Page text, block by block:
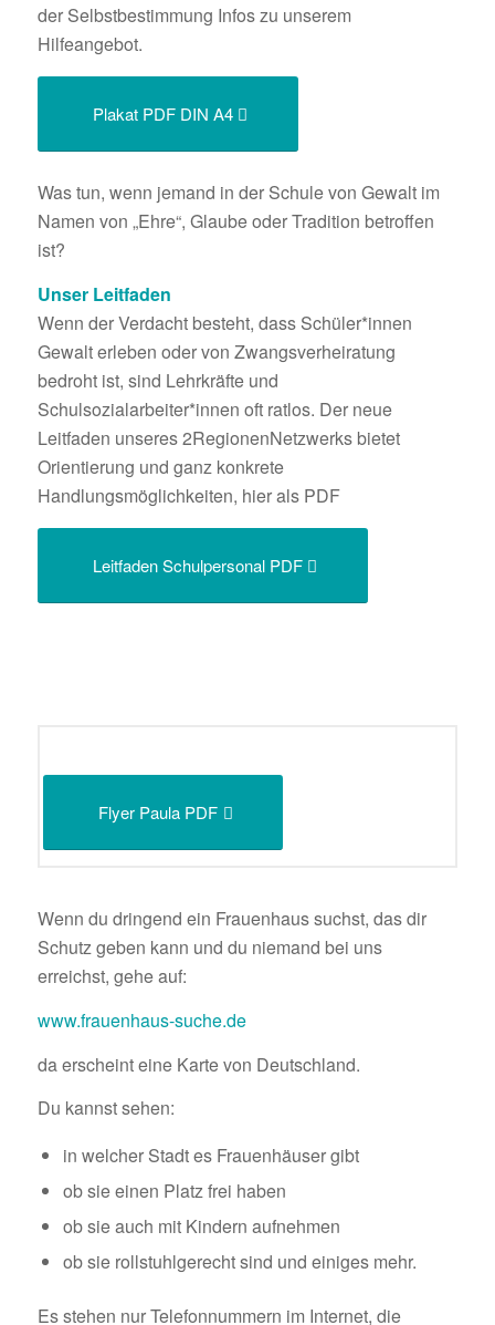
der Selbstbestimmung Infos zu unserem
Hilfeangebot.
Plakat PDF DIN A4
Was tun, wenn jemand in der Schule von Gewalt im
Namen von „Ehre“, Glaube oder Tradition betroffen
ist?
Unser Leitfaden
Wenn der Verdacht besteht, dass Schüler*innen
Gewalt erleben oder von Zwangsverheiratung
bedroht ist, sind Lehrkräfte und
Schulsozialarbeiter*innen oft ratlos. Der neue
Leitfaden unseres 2RegionenNetzwerks bietet
Orientierung und ganz konkrete
Handlungsmöglichkeiten, hier als PDF
Leitfaden Schulpersonal PDF
Flyer Paula PDF
Wenn du dringend ein Frauenhaus suchst, das dir
Schutz geben kann und du niemand bei uns
erreichst, gehe auf:
www.frauenhaus-suche.de
da erscheint eine Karte von Deutschland.
Du kannst sehen:
in welcher Stadt es Frauenhäuser gibt
ob sie einen Platz frei haben
ob sie auch mit Kindern aufnehmen
ob sie rollstuhlgerecht sind und einiges mehr.
Es stehen nur Telefonnummern im Internet, die